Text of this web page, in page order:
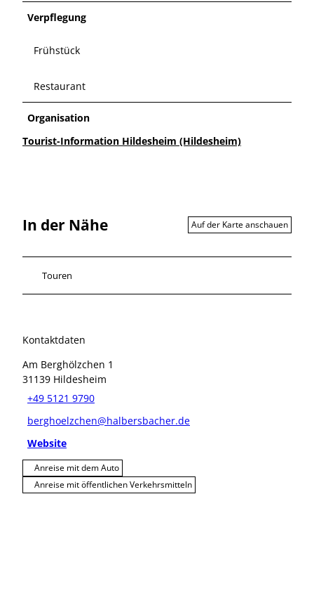
Verpflegung
Frühstück
Restaurant
Organisation
Tourist-Information Hildesheim (Hildesheim)
In der Nähe Auf der Karte anschauen
Touren
Kontaktdaten
Am Berghölzchen 1
31139 Hildesheim
+49 5121 9790
berghoelzchen@halbersbacher.de
Website
Anreise mit dem Auto
Anreise mit öffentlichen Verkehrsmitteln